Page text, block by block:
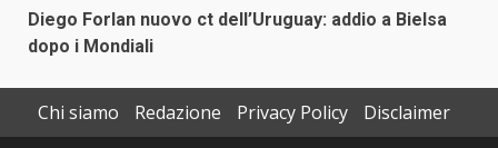
Diego Forlan nuovo ct dell’Uruguay: addio a Bielsa
dopo i Mondiali
Chi siamo Redazione Privacy Policy
Disclaimer